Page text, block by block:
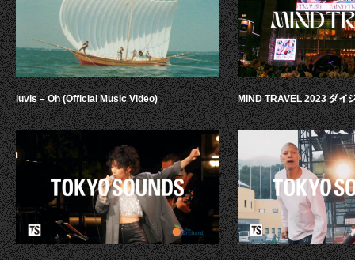
luvis – Oh (Official Music Video) MIND TRAVEL 2023 ダイ